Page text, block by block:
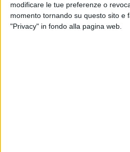
modificare le tue preferenze o
momento tornando su questo sito e
"Privacy" in fondo alla pagina web.
Questo nuovo atto non è altro
del 18 dicembre 2015, con cui il
con la ditta Graziano per il